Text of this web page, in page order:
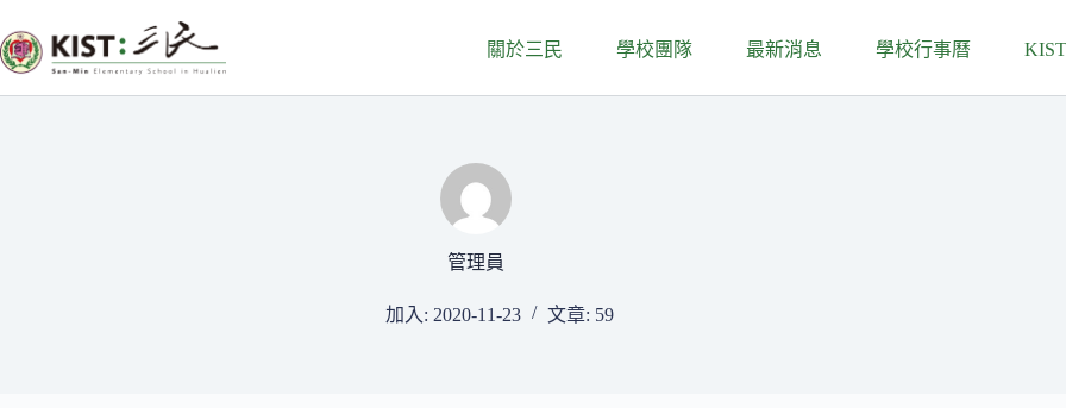
至
主
要
關於三民 學校團隊 最新消息 學校行事曆
管理員
加入: 2020-11-23 文章: 59